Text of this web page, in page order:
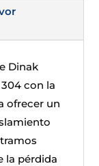
Dinak
con la
ofrecer un
la pérdida